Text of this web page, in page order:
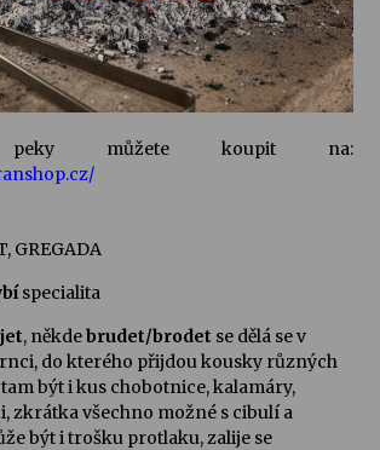
peky můžete koupit na:
GREGADA
specialita
, někdebrudet/brodet se dělá se v
do kterého přijdou kousky různých
být i kus chobotnice, kalamáry,
zkrátka všechno možné s cibulí a
být i trošku protlaku, zalije se